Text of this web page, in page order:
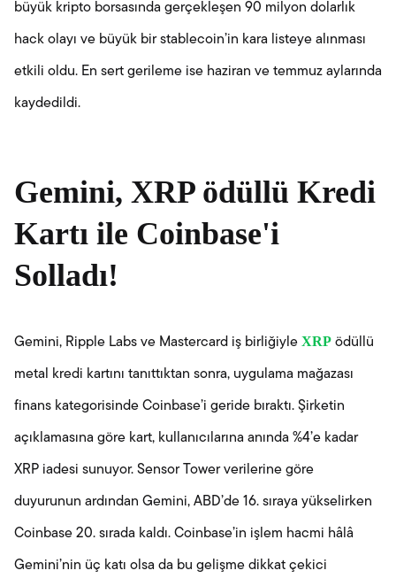
büyük kripto borsasında gerçekleşen 90 milyon dolarlık
hack olayı ve büyük bir stablecoin’in kara listeye alınması
etkili oldu. En sert gerileme ise haziran ve temmuz aylarında
kaydedildi.
Gemini, XRP ödüllü Kredi
Kartı ile Coinbase'i
Solladı!
Gemini, Ripple Labs ve Mastercard iş birliğiyle XRP ödüllü
metal kredi kartını tanıttıktan sonra, uygulama mağazası
finans kategorisinde Coinbase’i geride bıraktı. Şirketin
açıklamasına göre kart, kullanıcılarına anında %4’e kadar
XRP iadesi sunuyor. Sensor Tower verilerine göre
duyurunun ardından Gemini, ABD’de 16. sıraya yükselirken
Coinbase 20. sırada kaldı. Coinbase’in işlem hacmi hâlâ
Gemini’nin üç katı olsa da bu gelişme dikkat çekici